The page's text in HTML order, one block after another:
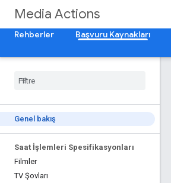
Media Actions
Rehberler
Başvuru Kaynakları
Genel bakış
Saat İşlemleri Spesifikasyonları
Filmler
TV Şovları